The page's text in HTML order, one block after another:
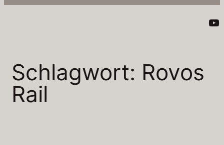
Schlagwort: Rovos
Rail